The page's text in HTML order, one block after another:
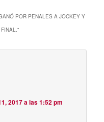
POR PENALES A JOCKEY Y
”
2017 a las 1:52 pm